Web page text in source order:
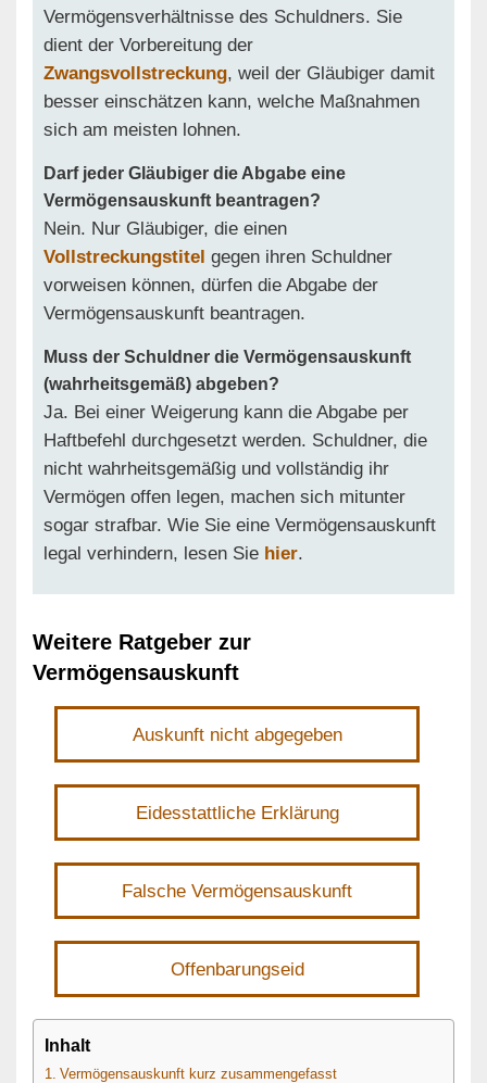
Vermögensverhältnisse des Schuldners. Sie
dient der Vorbereitung der
Zwangsvollstreckung, weil der Gläubiger damit
besser einschätzen kann, welche Maßnahmen
sich am meisten lohnen.
Darf jeder Gläubiger die Abgabe eine
Vermögensauskunft beantragen?
Nein. Nur Gläubiger, die einen
Vollstreckungstitel gegen ihren Schuldner
vorweisen können, dürfen die Abgabe der
Vermögensauskunft beantragen.
Muss der Schuldner die Vermögensauskunft
(wahrheitsgemäß) abgeben?
Ja. Bei einer Weigerung kann die Abgabe per
Haftbefehl durchgesetzt werden. Schuldner, die
nicht wahrheitsgemäßig und vollständig ihr
Vermögen offen legen, machen sich mitunter
sogar strafbar. Wie Sie eine Vermögensauskunft
legal verhindern, lesen Sie hier.
Weitere Ratgeber zur
Vermögensauskunft
Auskunft nicht abgegeben
Eidesstattliche Erklärung
Falsche Vermögensauskunft
Offenbarungseid
Inhalt
Vermögensauskunft kurz zusammengefasst